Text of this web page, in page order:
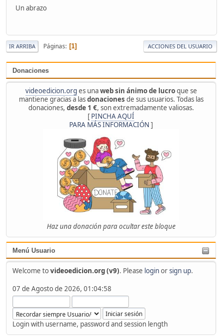
Donaciones
videoedicion.org es unaweb sin ánimo de lucroque se
mantiene gracias a lasdonaciones de sus usuarios. Todas las
donaciones, desde 1 €, son extremadamente valiosas.
[ PINCHA AQUÍ
PARA MÁS INFORMACIÓN ]
Haz una donación para ocultar este bloque
Menú Usuario
Welcome tovideoedicion.org (v9). Please loginorsign up.
07 de Agosto de 2026, 01:04:58
Login with username, password and session length
Un abrazo
IR ARRIBA Páginas 1 ACCIONES DEL USUARIO